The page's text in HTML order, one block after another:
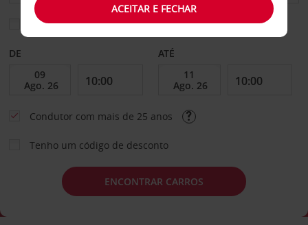
Escolher uma estação de devolução diferente
DE ATÉ
Condutor com mais de 25 anos
Tenho um código de desconto
ENCONTRAR CARROS
ACEITAR E FECHAR